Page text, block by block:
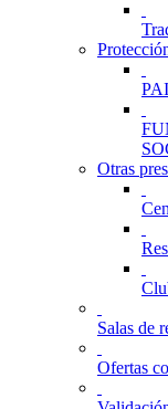
Otras
Salas de
Ofertas